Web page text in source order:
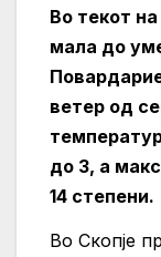
Во текот
мала до
ветер од
до 3, а
14 степени.
Во Скопје